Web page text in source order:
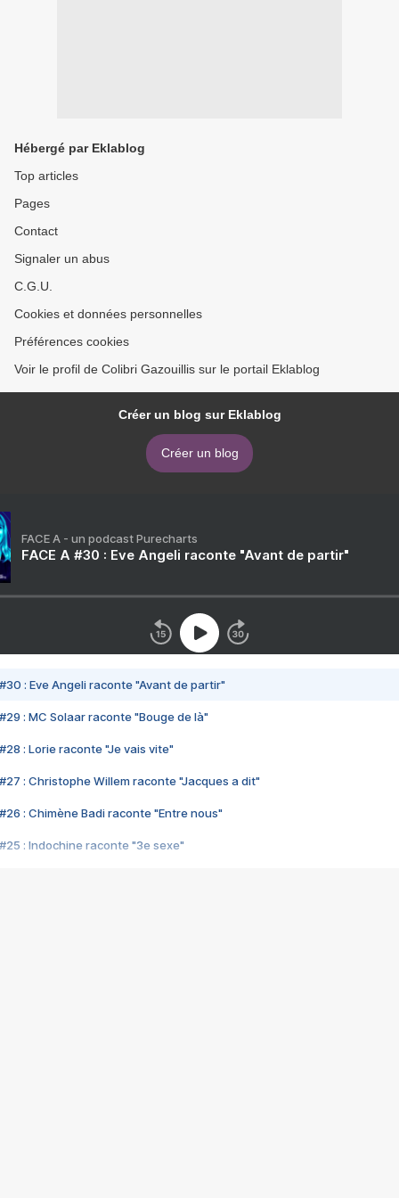
Hébergé par Eklablog
Top articles
Pages
Contact
Signaler un abus
C.G.U.
Cookies et données personnelles
Préférences cookies
Voir le profil de Colibri Gazouillis sur le portail Eklablog
Créer un blog sur Eklablog
Créer un blog
FACE A - un podcast Purecharts
FACE A #30 : Eve Angeli raconte "Avant de partir"
#30 : Eve Angeli raconte "Avant de partir"
#29 : MC Solaar raconte "Bouge de là"
#28 : Lorie raconte "Je vais vite"
#27 : Christophe Willem raconte "Jacques a dit"
#26 : Chimène Badi raconte "Entre nous"
#25 : Indochine raconte "3e sexe"